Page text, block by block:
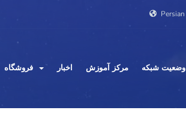
Persian
اخبار مرکز آموزش وضعیت شبکه